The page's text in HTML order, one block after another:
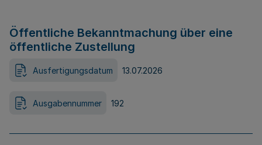
Öffentliche Bekanntmachung über eine
öffentliche Zustellung
Ausfertigungsdatum 13.07.2026
Ausgabennummer 192